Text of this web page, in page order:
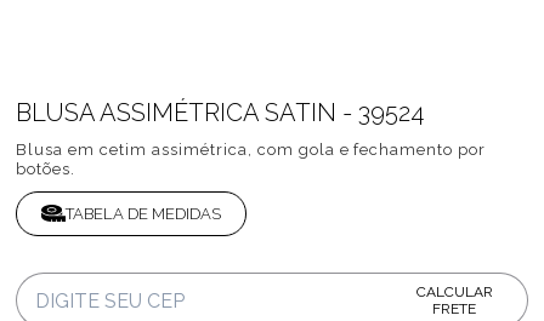
BLUSA ASSIMÉTRICA SATIN - 39524
Blusa em cetim assimétrica, com gola e fechamento por
botões.
TABELA DE MEDIDAS
CALCULAR
FRETE